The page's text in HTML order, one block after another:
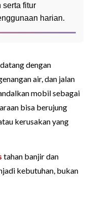
serta fitur
harian.
dengan
air, dan jalan
mobil sebagai
bisa berujung
kerusakan yang
tahan banjir dan
kebutuhan, bukan